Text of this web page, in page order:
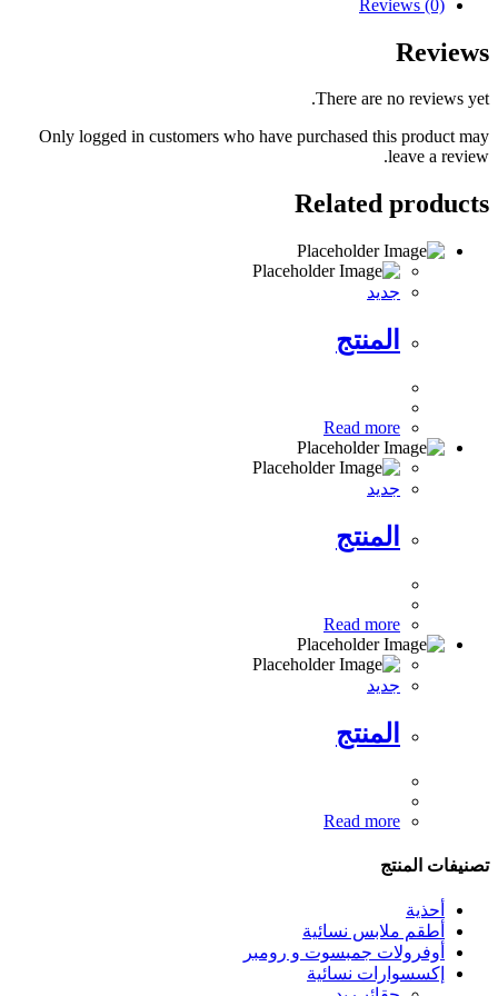
Reviews (0)
Reviews
There are no reviews yet.
Only logged in customers who have purchased this product may
leave a review.
Related products
جديد
المنتج
Read more
جديد
المنتج
Read more
جديد
المنتج
Read more
تصنيفات المنتج
أحذية
أطقم ملابس نسائية
أوفرولات جمبسوت و رومبر
إكسسوارات نسائية